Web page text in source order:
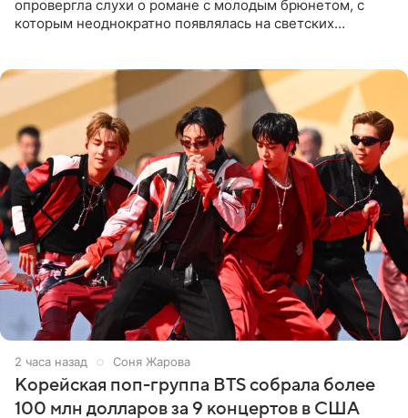
опровергла слухи о романе с молодым брюнетом, с
которым неоднократно появлялась на светских
2 часа назад Соня Жарова
Корейская поп-группа BTS собрала более
100 млн долларов за 9 концертов в США